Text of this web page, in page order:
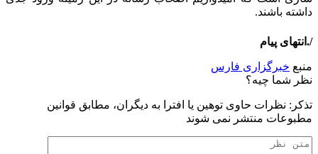
داشته باشند.
/.انتهای پیام
منبع خبرگزاری فارس
نظر شما چیه؟
تذكر: نظرات حاوی توهين يا افترا به ديگران، مطابق قوانين
مطبوعات منتشر نمی شوند